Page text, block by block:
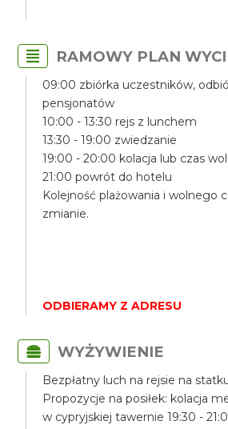
RAMOWY PLAN
09:00 zbiórka uczestników,
pensjonatów
10:00 - 13:30 rejs z lunchem
13:30 - 19:00 zwiedzanie
19:00 - 20:00 kolacja lub czas
21:00 powrót do hotelu
Kolejność plażowania i wolnego
zmianie.
ODBIERAMY Z ADRESU
WYŻYWIENIE
Bezpłatny luch na rejsie na
Propozycje na posiłek: kolacja
w cypryjskiej tawernie 19:30 -